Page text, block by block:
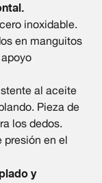
inoxidable.
en manguitos
al aceite
Pieza de
los dedos.
presión en el
y